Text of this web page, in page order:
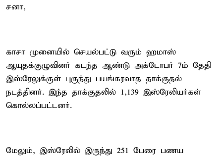
சனா,
காசா முனையில் செயல்பட்டு வரும் ஹமாஸ்
ஆயுதக்குழுவினர் கடந்த ஆண்டு அக்டோபர் 7ம் தேதி
இஸ்ரேலுக்குள் புகுந்து பயங்கரவாத தாக்குதல்
நடத்தினர். இந்த தாக்குதலில் 1,139 இஸ்ரேலியர்கள்
கொல்லப்பட்டனர்.
மேலும், இஸ்ரேலில் இருந்து 251 பேரை பணய